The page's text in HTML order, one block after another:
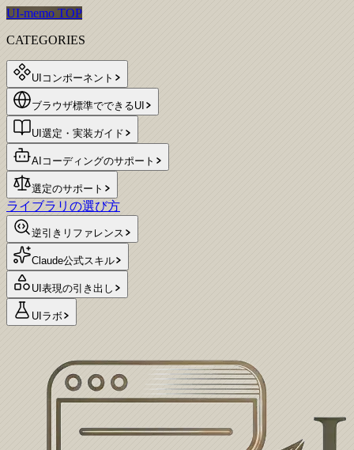
UI-memo TOP
CATEGORIES
UIコンポーネント
ブラウザ標準でできるUI
UI選定・実装ガイド
AIコーディングのサポート
選定のサポート
ライブラリの選び方
逆引きリファレンス
Claude公式スキル
UI表現の引き出し
UIラボ